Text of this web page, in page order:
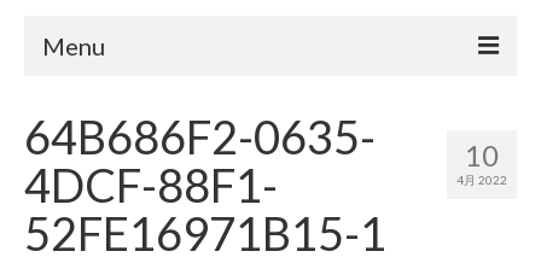
Menu
演奏会情報 10
4月 2022
64B686F2-0635-
4DCF-88F1-
52FE16971B15-1